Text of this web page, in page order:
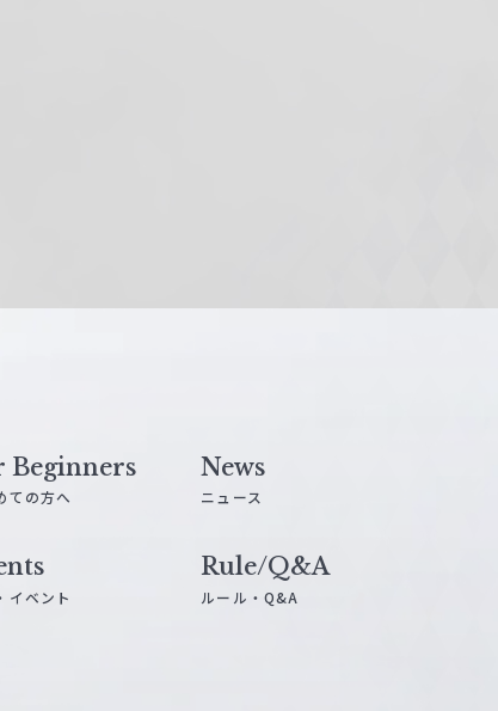
Beginners
ての方へ
News
ニュース
イベント
Rule/Q&A
ルール・Q&A